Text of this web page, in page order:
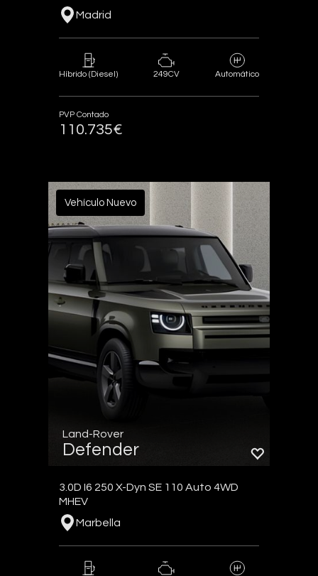
Madrid
Híbrido (Diesel) 249CV Automático
PVP Contado
110.735€
Vehículo Nuevo
Land-Rover
Defender
3.0D I6 250 X-Dyn SE 110 Auto 4WD
MHEV
Marbella